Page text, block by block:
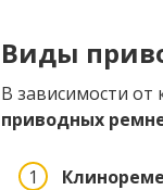
Виды
В зависимости от
приводных